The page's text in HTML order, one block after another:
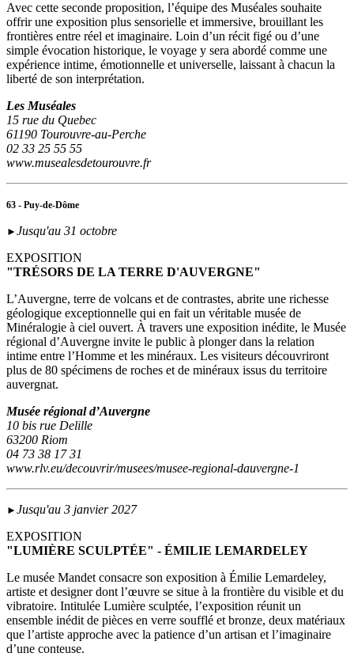
Avec cette seconde proposition, l’équipe des Muséales souhaite
offrir une exposition plus sensorielle et immersive, brouillant les
frontières entre réel et imaginaire. Loin d’un récit figé ou d’une
simple évocation historique, le voyage y sera abordé comme une
expérience intime, émotionnelle et universelle, laissant à chacun la
liberté de son interprétation.
Les Muséales
15 rue du Quebec
61190 Tourouvre-au-Perche
02 33 25 55 55
www.musealesdetourouvre.fr
63 - Puy-de-Dôme
► Jusqu'au 31 octobre
EXPOSITION
"TRÉSORS DE LA TERRE D'AUVERGNE"
L’Auvergne, terre de volcans et de contrastes, abrite une richesse
géologique exceptionnelle qui en fait un véritable musée de
Minéralogie à ciel ouvert. À travers une exposition inédite, le Musée
régional d’Auvergne invite le public à plonger dans la relation
intime entre l’Homme et les minéraux. Les visiteurs découvriront
plus de 80 spécimens de roches et de minéraux issus du territoire
auvergnat.
Musée régional d’Auvergne
10 bis rue Delille
63200 Riom
04 73 38 17 31
www.rlv.eu/decouvrir/musees/musee-regional-dauvergne-1
► Jusqu'au 3 janvier 2027
EXPOSITION
"LUMIÈRE SCULPTÉE" - ÉMILIE LEMARDELEY
Le musée Mandet consacre son exposition à Émilie Lemardeley,
artiste et designer dont l’œuvre se situe à la frontière du visible et du
vibratoire. Intitulée Lumière sculptée, l’exposition réunit un
ensemble inédit de pièces en verre soufflé et bronze, deux matériaux
que l’artiste approche avec la patience d’un artisan et l’imaginaire
d’une conteuse.